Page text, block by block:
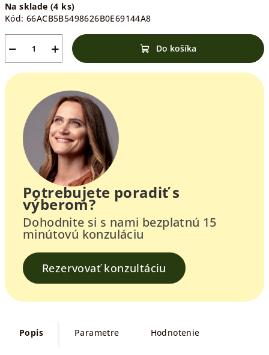
Na sklade(4 ks)
Kód: 66ACB5B5498626B0E69144A8
+
− Do košíka
Potrebujete poradiť s
výberom?
Dohodnite si s nami bezplatnú 15
minútovú konzuláciu
Rezervovať konzultáciu
Popis Parametre Hodnotenie